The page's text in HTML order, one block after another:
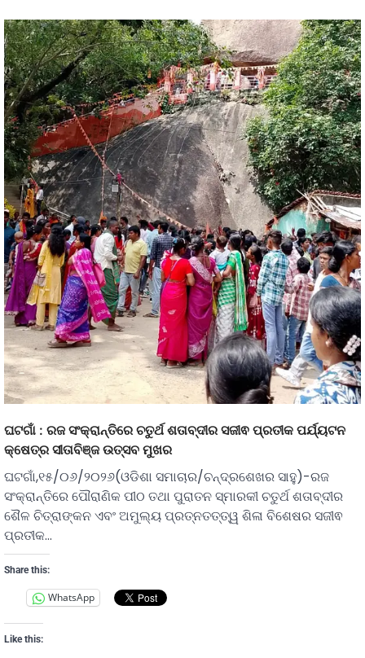
ଘଟଗାଁ : ରଜ ସଂକ୍ରାନ୍ତିରେ ଚତୁର୍ଥ ଶତାବ୍ଦୀର ସଜୀଵ ପ୍ରତୀକ ପର୍ଯ୍ୟଟନ
କ୍ଷେତ୍ର ସୀତାବିଞ୍ଜ ଉତ୍ସବ ମୁଖର
ଘଟଗାଁ,୧୫/୦୬/୨୦୨୬(ଓଡିଶା ସମାଚାର/ଚନ୍ଦ୍ରଶେଖର ସାହୁ)-ରଜ
ସଂକ୍ରାନ୍ତିରେ ପୌରାଣିକ ପୀଠ ତଥା ପୁରାତନ ସ୍ମାରକୀ ଚତୁର୍ଥ ଶତାବ୍ଦୀର
ଶୈଳ ଚିତ୍ରାଙ୍କନ ଏବଂ ଅମୁଲ୍ୟ ପ୍ରତ୍ନତତ୍ତ୍ୱ ଶିଳା ବିଶେଷର ସଜୀଵ
ପ୍ରତୀକ…
Share this:
WhatsApp
Like this: